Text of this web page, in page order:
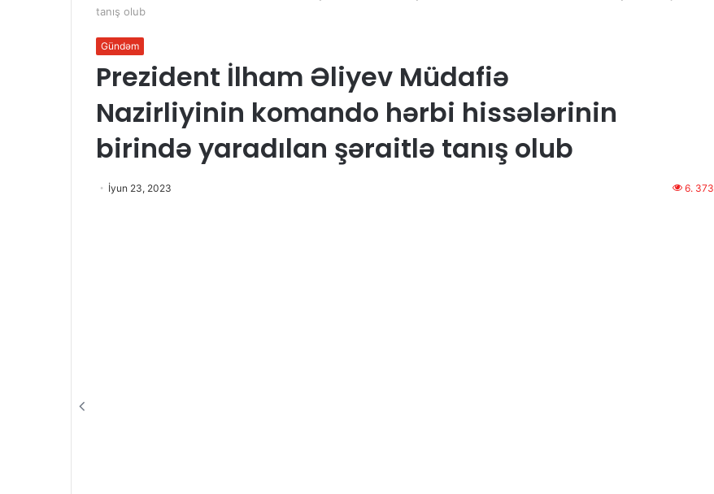
tanış olub
Gündəm
Prezident İlham Əliyev Müdafiə
Nazirliyinin komando hərbi hissələrinin
birində yaradılan şəraitlə tanış olub
İyun 23, 2023 6. 373